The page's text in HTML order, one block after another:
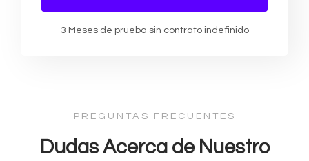
3 Meses de prueba sin contrato indefinido
PREGUNTAS FRECUENTES
Dudas Acerca de Nuestro